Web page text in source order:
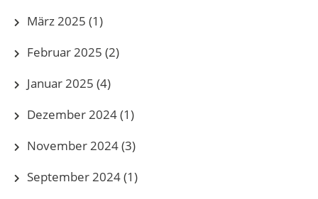
März 2025 (1)
Februar 2025 (2)
Januar 2025 (4)
Dezember 2024(1)
November 2024(3)
September 2024(1)